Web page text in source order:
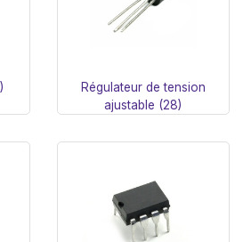
Régulateur de tension
ajustable (28)